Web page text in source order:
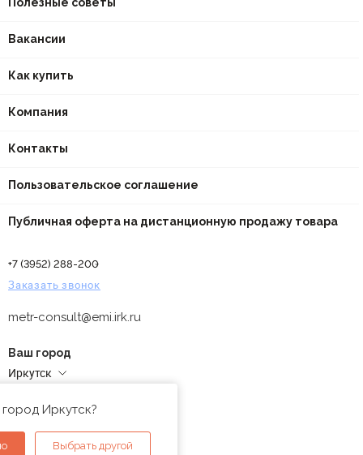
Вакансии
Как купить
Компания
Контакты
Пользовательское соглашение
Публичная оферта на дистанционную продажу товара
+7 (3952) 288-200
Заказать звонок
metr-consult@emi.irk.ru
Ваш город
Иркутск
Иркутск?
Выбрать другой